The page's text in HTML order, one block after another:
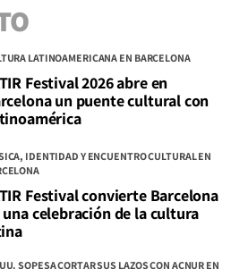
LATINOAMERICANA EN BARCELONA
Festival 2026 abre en
un puente cultural con
IDENTIDAD Y ENCUENTRO CULTURAL EN
Festival convierte Barcelona
una celebración de la cultura
SOPESA CORTAR SUS LAZOS CON ACNUR EN